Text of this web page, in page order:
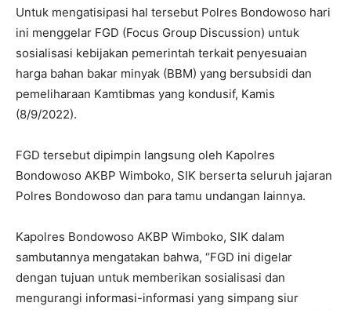
Untuk mengatisipasi hal tersebut Polres Bondowoso hari
ini menggelar FGD (Focus Group Discussion) untuk
sosialisasi kebijakan pemerintah terkait penyesuaian
harga bahan bakar minyak (BBM) yang bersubsidi dan
pemeliharaan Kamtibmas yang kondusif, Kamis
(8/9/2022).
FGD tersebut dipimpin langsung oleh Kapolres
Bondowoso AKBP Wimboko, SIK berserta seluruh jajaran
Polres Bondowoso dan para tamu undangan lainnya.
Kapolres Bondowoso AKBP Wimboko, SIK dalam
sambutannya mengatakan bahwa, “FGD ini digelar
dengan tujuan untuk memberikan sosialisasi dan
mengurangi informasi-informasi yang simpang siur